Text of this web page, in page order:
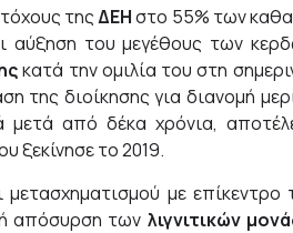
τηςΔΕΗστο 55% των
αύξηση του μεγέθους των
κατά την ομιλία του στη
της διοίκησης για διανομή
από δέκα χρόνια,
ξεκίνησε το 2019.
μετασχηματισμού με
απόσυρση των λιγνιτικών